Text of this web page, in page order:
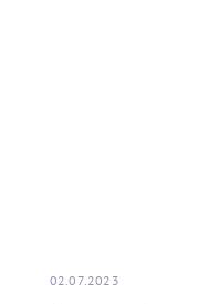
02.07.2023